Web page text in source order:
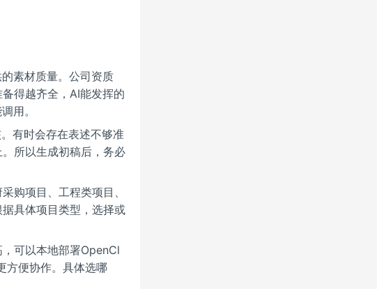
素材质量。公司资质
得越齐全，AI能发挥的
用。
有时会存在表述不够准
所以生成初稿后，务必
购项目、工程类项目、
具体项目类型，选择或
可以本地部署OpenCl
方便协作。具体选哪